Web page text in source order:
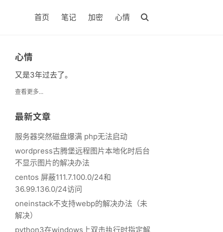
首页 笔记 加密 心情
心情
又是3年过去了。
查看更多...
最新文章
服务器突然磁盘爆满 php无法启动
wordpress古腾堡远程图片本地化时后台
不显示图片的解决办法
centos 屏蔽111.7.100.0/24和
36.99.136.0/24访问
oneinstack不支持webp的解决办法（未
解决）
python3在windows上双击执行时指定解